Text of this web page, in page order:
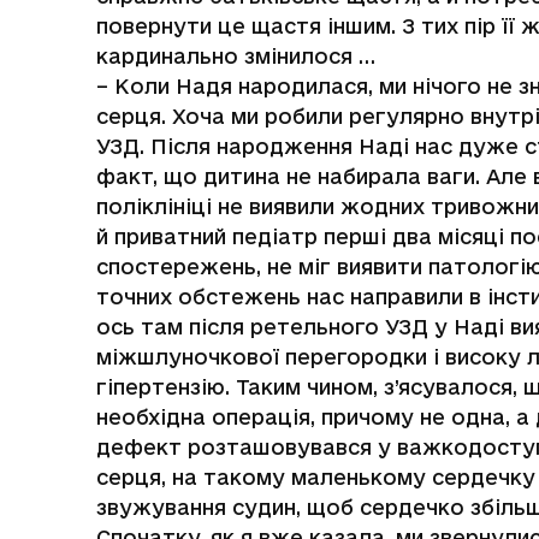
повернути це щастя іншим. З тих пір її
кардинально змінилося …
– Коли Надя народилася, ми нічого не
серця. Хоча ми робили регулярно
УЗД. Після народження Наді нас дуже
факт, що дитина не набирала ваги. Але
поліклініці не виявили жодних
й приватний педіатр перші два місяці
спостережень, не міг виявити
точних обстежень нас направили в
ось там після ретельного УЗД у Наді
міжшлуночкової перегородки і високу
гіпертензію. Таким чином, з’ясувалося,
необхідна операція, причому не одна,
дефект розташовувався у
серця, на такому маленькому
звужування судин, щоб сердечко